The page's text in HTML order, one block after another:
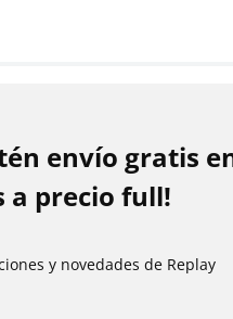
envío gratis
a precio full!
y novedades de Replay